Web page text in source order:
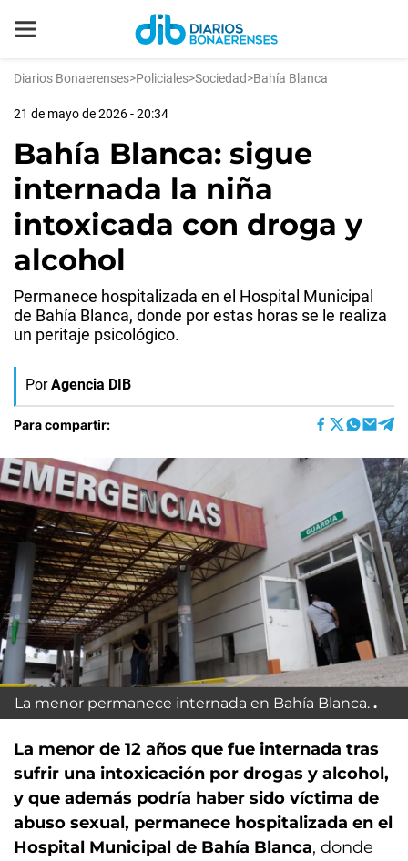
Diarios Bonaerenses>Policiales>Sociedad>Bahía Blanca
21 de mayo de 2026 - 20:34
Bahía Blanca: sigue
internada la niña
intoxicada con droga y
alcohol
Permanece hospitalizada en el Hospital Municipal
de Bahía Blanca, donde por estas horas se le realiza
un peritaje psicológico.
Por Agencia DIB
Para compartir:
La menor permanece internada en Bahía Blanca.
La menor de 12 años que fue internada tras
sufrir una intoxicación por drogas y alcohol,
y que además podría haber sido víctima de
abuso sexual, permanece hospitalizada en el
Hospital Municipal de Bahía Blanca, donde